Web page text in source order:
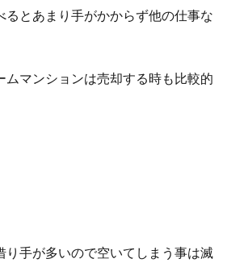
るとあまり手がかからず他の仕事な
ムマンションは売却する時も比較的
り手が多いので空いてしまう事は滅